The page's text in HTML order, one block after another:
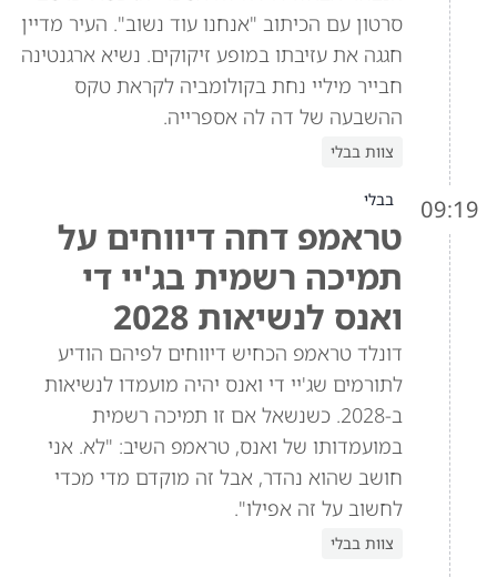
סרטון עם הכיתוב "אנחנו עוד נשוב". העיר מדיין
חגגה את עזיבתו במופע זיקוקים. נשיא ארגנטינה
חבייר מיליי נחת בקולומביה לקראת טקס
ההשבעה של דה לה אספרייה.
צוות בבלי
09:19 בבלי
טראמפ דחה דיווחים על
תמיכה רשמית בג'יי די
ואנס לנשיאות 2028
דונלד טראמפ הכחיש דיווחים לפיהם הודיע
לתורמים שג'יי די ואנס יהיה מועמדו לנשיאות
ב-2028. כשנשאל אם זו תמיכה רשמית
במועמדותו של ואנס, טראמפ השיב: "לא. אני
חושב שהוא נהדר, אבל זה מוקדם מדי מכדי
לחשוב על זה אפילו".
צוות בבלי